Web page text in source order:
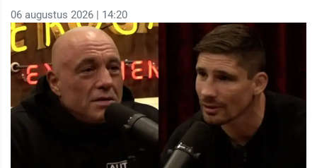
06 augustus 2026 | 14:20